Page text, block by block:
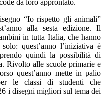
da loro approntato.
“Io rispetto gli animali”
alla sesta edizione. Il
in tutta Italia, che hanno
quest’anno l’iniziativa è
quindi la possibilità di
Rivolto alle scuole primarie e
quest’anno mette in palio
le classi di studenti che
i disegni migliori sul tema dei